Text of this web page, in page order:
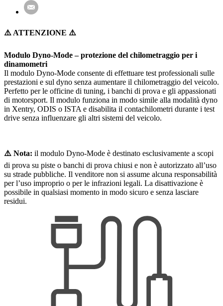
⚠️ ATTENZIONE ⚠️
Modulo Dyno-Mode – protezione del chilometraggio per i
dinamometri
Il modulo Dyno-Mode consente di effettuare test professionali sulle
prestazioni e sul dyno senza aumentare il chilometraggio del veicolo.
Perfetto per le officine di tuning, i banchi di prova e gli appassionati
di motorsport. Il modulo funziona in modo simile alla modalità dyno
in Xentry, ODIS o ISTA e disabilita il contachilometri durante i test
drive senza influenzare gli altri sistemi del veicolo.
⚠️ Nota: il modulo Dyno-Mode è destinato esclusivamente a scopi
di prova su piste o banchi di prova chiusi e non è autorizzato all’uso
su strade pubbliche. Il venditore non si assume alcuna responsabilità
per l’uso improprio o per le infrazioni legali. La disattivazione è
possibile in qualsiasi momento in modo sicuro e senza lasciare
residui.